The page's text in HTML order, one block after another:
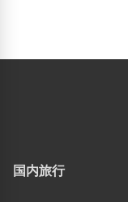
国内旅行